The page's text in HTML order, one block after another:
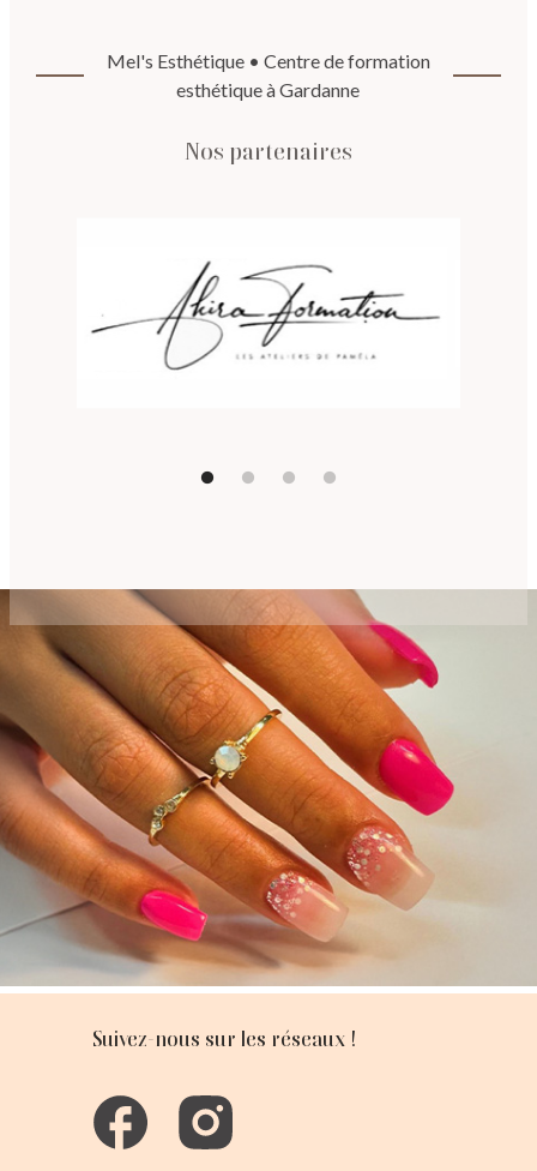
Mel's Esthétique • Centre de formation
esthétique à Gardanne
Nos partenaires
Suivez-nous sur les réseaux !